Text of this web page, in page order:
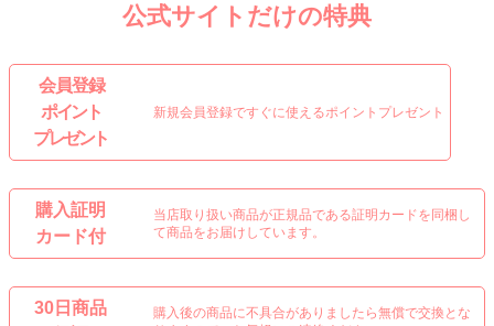
公式サイトだけの特典
会 員 登 録
ポイント
プレゼント
新規会員登録ですぐに使えるポイントプレゼント
購入証明
カード付
当店取り扱い商品が正規品である証明カードを同梱し
て商品をお届けしています。
30日商品
購入後の商品に不具合がありましたら無償で交換とな